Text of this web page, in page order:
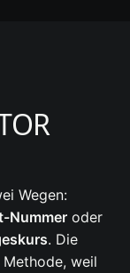
Wegen:
Nummer oder
. Die
weil